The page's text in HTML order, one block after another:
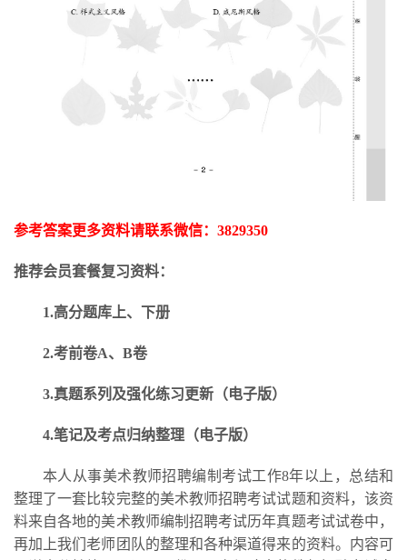
参考答案更多资料请联系微信： 3829350
推荐会员套餐复习资料：
1.高分题库上、下册
2.考前卷A、B卷
3.真题系列及强化练习更新 （电子版）
4.笔记及考点归纳整理（电子版）
本人从事美术教师招聘编制考试工作8年以上，总结和
整理了一套比较完整的美术教师招聘考试试题和资料，该资
料来自各地的美术教师编制招聘考试历年真题考试试卷中，
再加上我们老师团队的整理和各种渠道得来的资料。内容可